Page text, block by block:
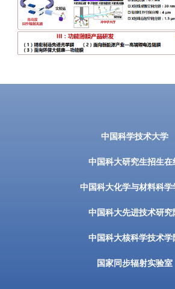
中国科学技术大学
中国科大研究生招生在
中国科大化学与材料科学
中国科大先进技术研究
中国科大核科学技术学
国家同步辐射实验室